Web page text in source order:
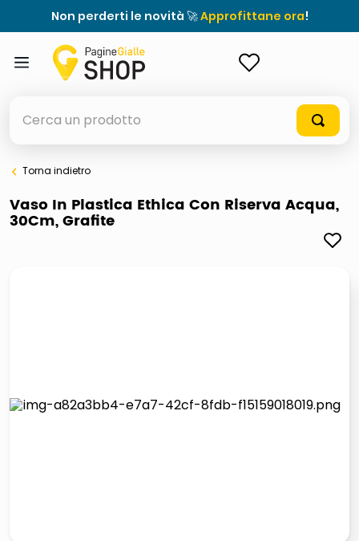
Non perderti le novità 🚀Approfittane ora!
elenchi telefonici
orologio parete
Torna indietro
Vaso In Plastica Ethica Con Riserva Acqua,
30Cm, Grafite